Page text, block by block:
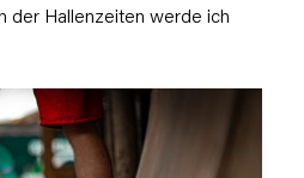
der Hallenzeiten werde ich